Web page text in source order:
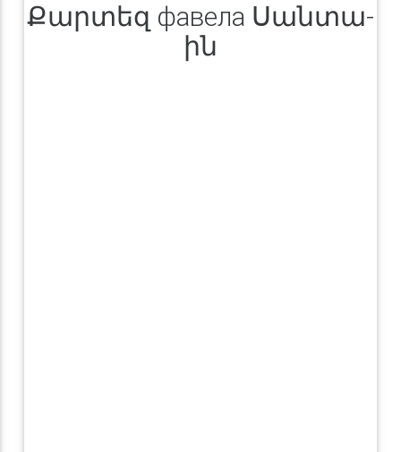
Քարտեզ фавела Սանտա-
ին